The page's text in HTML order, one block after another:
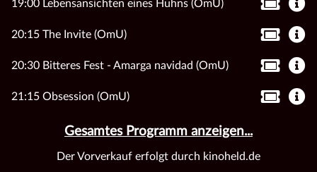
19:00 Lebensansichten eines Huhns (OmU)
20:15 The Invite (OmU)
20:30 Bitteres Fest - Amarga navidad (OmU)
21:15 Obsession (OmU)
Gesamtes Programm anzeigen...
Der Vorverkauf erfolgt durch kinoheld.de